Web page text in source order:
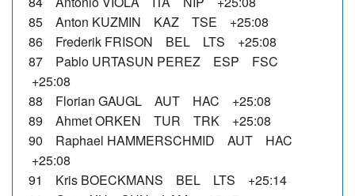
85 Anton KUZMIN KAZ TSE +25:08
86 Frederik FRISON BEL LTS +25:08
87 Pablo URTASUN PEREZ ESP FSC
+25:08
88 Florian GAUGL AUT HAC +25:08
89 Ahmet ORKEN TUR TRK +25:08
90 Raphael HAMMERSCHMID AUT HAC
+25:08
91 Kris BOECKMANS BEL LTS +25:14